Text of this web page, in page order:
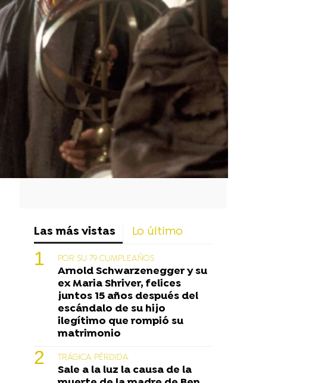
Flipboard
Las más vistas Lo último
POR SU 79 CUMPLEAÑOS
Arnold Schwarzenegger y su
ex Maria Shriver, felices
juntos 15 años después del
escándalo de su hijo
ilegítimo que rompió su
matrimonio
TRÁGICA PÉRDIDA
Sale a la luz la causa de la